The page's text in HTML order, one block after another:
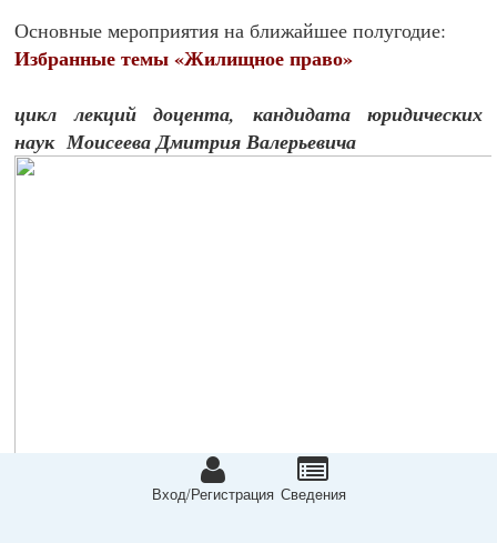
Основные мероприятия на ближайшее полугодие:
Избранные темы «Жилищное право»
цикл лекций доцента, кандидата юридических
наук Моисеева Дмитрия Валерьевича
Вход/Регистрация Сведeния